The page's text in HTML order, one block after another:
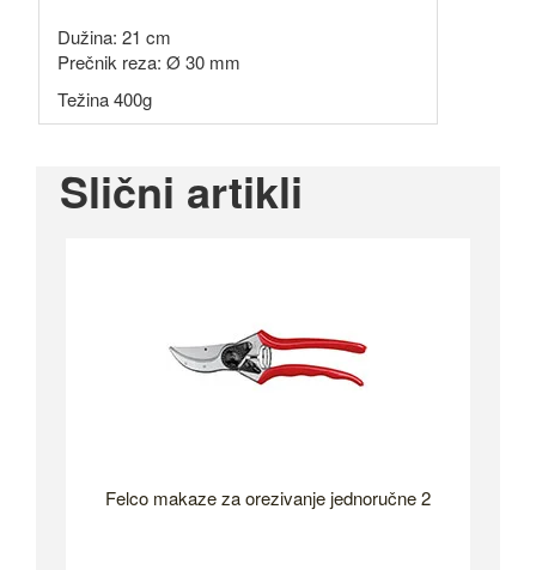
Dužina: 21 cm
Prečnik reza: Ø 30 mm
Težina 400g
Slični artikli
Felco makaze za orezivanje jednoručne 2